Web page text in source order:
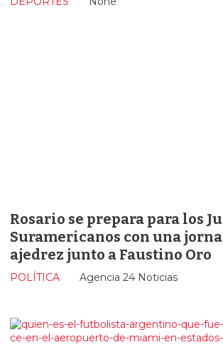
Rosario se prepara para los
Suramericanos con una
ajedrez junto a Faustino Oro
Agencia 24 Noticias
POLÍTICA